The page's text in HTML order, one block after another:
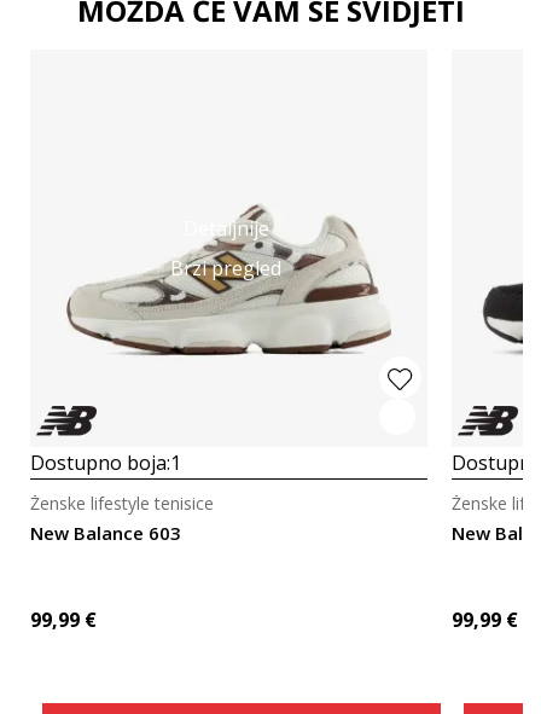
MOŽDA ĆE VAM SE SVIDJETI
Detaljnije
Brzi pregled
Dostupno boja:1
New Balance 603
Ženske lifestyle tenisice
99,99 €
New
Ženske
99,99 €